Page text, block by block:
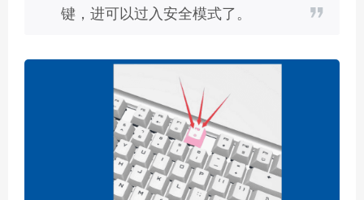
键，进可以过入安全模式了。